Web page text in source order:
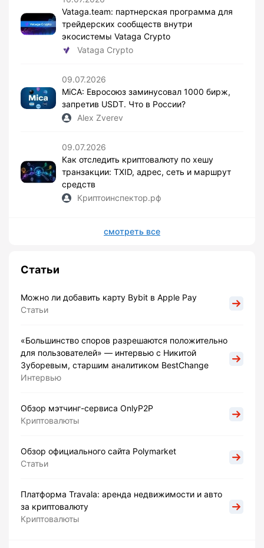
Vataga.team: партнерская программа для
трейдерских сообществ внутри
экосистемы Vataga Crypto
Vataga Crypto
09.07.2026
MiCA: Евросоюз заминусовал 1000 бирж,
запретив USDT. Что в России?
Alex Zverev
09.07.2026
Как отследить криптовалюту по хешу
транзакции: TXID, адрес, сеть и маршрут
средств
Криптоинспектор.рф
смотреть все
Статьи
Можно ли добавить карту Bybit в Apple Pay
Статьи
«Большинство споров разрешаются положительно
для пользователей» — интервью с Никитой
Зуборевым, старшим аналитиком BestChange
Интервью
Обзор мэтчинг-сервиса OnlyP2P
Криптовалюты
Обзор официального сайта Polymarket
Статьи
Платформа Travala: аренда недвижимости и авто
за криптовалюту
Криптовалюты